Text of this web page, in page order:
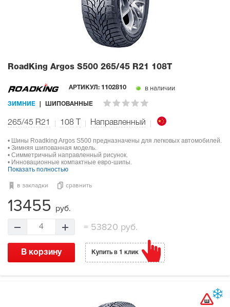
RoadKing Argos S500 265/45 R21 108T
АРТИКУЛ: 1102810 в наличии
ЗИМНИЕ ШИПОВАННЫЕ
265/45 R21 108 Направленный
• Шины Roadking Argos S500 предназначены для легковых автомобилей.
• Зимняя шипованная модель.
• Симметричный направленный рисунок.
• Инновационные компактные евро-шипы.
Показать полностью
в закладки сравнить
13455 руб.
4 = 53820 руб.
В корзину Купить в 1 клик